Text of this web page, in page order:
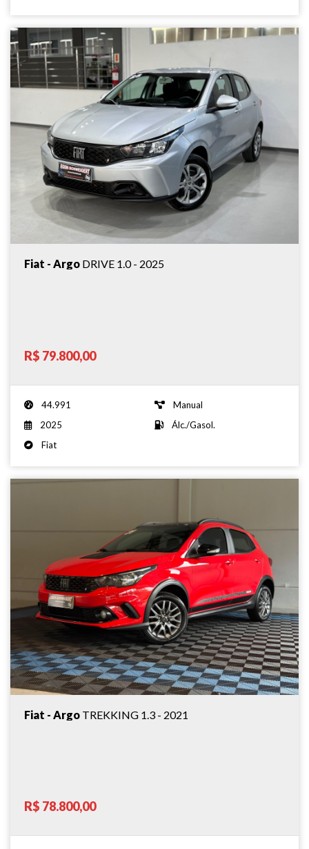
Fiat - Argo DRIVE 1.0 - 2025
R$ 79.800,00
44.991
Manual
2025
Álc./Gasol.
Fiat
Fiat - Argo TREKKING 1.3 - 2021
R$ 78.800,00